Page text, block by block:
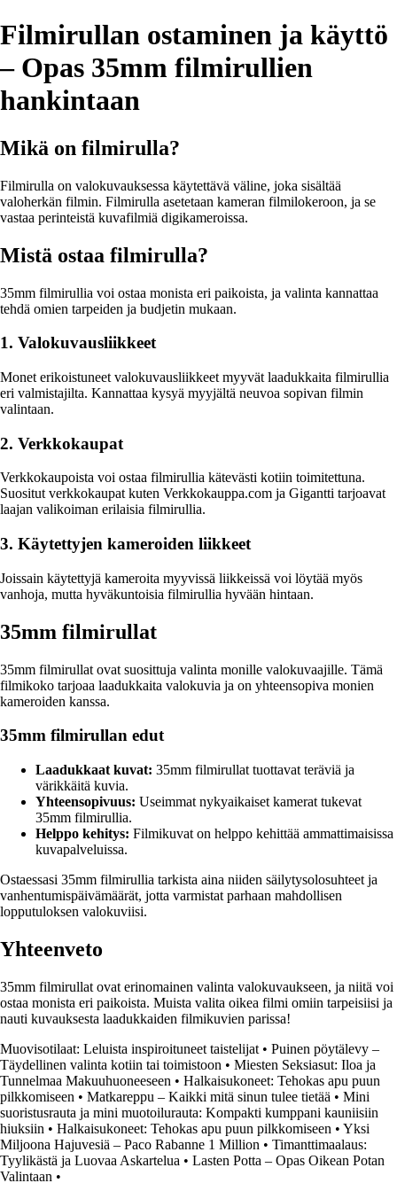
Filmirullan ostaminen ja käyttö
– Opas 35mm filmirullien
hankintaan
Mikä on filmirulla?
Filmirulla on valokuvauksessa käytettävä väline, joka sisältää
valoherkän filmin. Filmirulla asetetaan kameran filmilokeroon, ja se
vastaa perinteistä kuvafilmiä digikameroissa.
Mistä ostaa filmirulla?
35mm filmirullia voi ostaa monista eri paikoista, ja valinta kannattaa
tehdä omien tarpeiden ja budjetin mukaan.
1. Valokuvausliikkeet
Monet erikoistuneet valokuvausliikkeet myyvät laadukkaita filmirullia
eri valmistajilta. Kannattaa kysyä myyjältä neuvoa sopivan filmin
valintaan.
2. Verkkokaupat
Verkkokaupoista voi ostaa filmirullia kätevästi kotiin toimitettuna.
Suositut verkkokaupat kuten Verkkokauppa.com ja Gigantti tarjoavat
laajan valikoiman erilaisia filmirullia.
3. Käytettyjen kameroiden liikkeet
Joissain käytettyjä kameroita myyvissä liikkeissä voi löytää myös
vanhoja, mutta hyväkuntoisia filmirullia hyvään hintaan.
35mm filmirullat
35mm filmirullat ovat suosittuja valinta monille valokuvaajille. Tämä
filmikoko tarjoaa laadukkaita valokuvia ja on yhteensopiva monien
kameroiden kanssa.
35mm filmirullan edut
Laadukkaat kuvat: 35mm filmirullat tuottavat teräviä ja
värikkäitä kuvia.
Yhteensopivuus: Useimmat nykyaikaiset kamerat tukevat
35mm filmirullia.
Helppo kehitys: Filmikuvat on helppo kehittää ammattimaisissa
kuvapalveluissa.
Ostaessasi 35mm filmirullia tarkista aina niiden säilytysolosuhteet ja
vanhentumispäivämäärät, jotta varmistat parhaan mahdollisen
lopputuloksen valokuviisi.
Yhteenveto
35mm filmirullat ovat erinomainen valinta valokuvaukseen, ja niitä voi
ostaa monista eri paikoista. Muista valita oikea filmi omiin tarpeisiisi ja
nauti kuvauksesta laadukkaiden filmikuvien parissa!
Muovisotilaat: Leluista inspiroituneet taistelijat • Puinen pöytälevy –
Täydellinen valinta kotiin tai toimistoon • Miesten Seksiasut: Iloa ja
Tunnelmaa Makuuhuoneeseen • Halkaisukoneet: Tehokas apu puun
pilkkomiseen • Matkareppu – Kaikki mitä sinun tulee tietää • Mini
suoristusrauta ja mini muotoilurauta: Kompakti kumppani kauniisiin
hiuksiin • Halkaisukoneet: Tehokas apu puun pilkkomiseen • Yksi
Miljoona Hajuvesiä – Paco Rabanne 1 Million • Timanttimaalaus:
Tyylikästä ja Luovaa Askartelua • Lasten Potta – Opas Oikean Potan
Valintaan •